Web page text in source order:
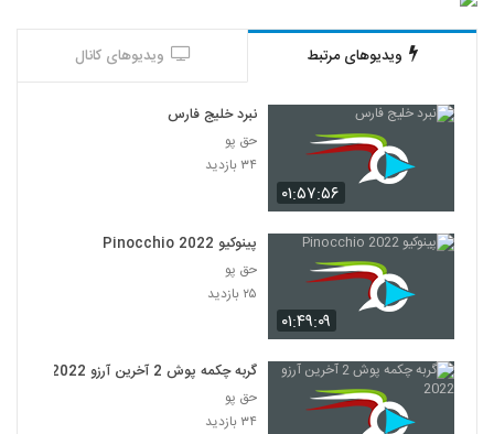
ویدیوهای مرتبط ویدیوهای کانال
۰۱:۵۷:۵۶
نبرد خلیج فارس
حق پو
۳۴ بازدید
۰۱:۴۹:۰۹
پینوکیو Pinocchio 2022
حق پو
۲۵ بازدید
گربه چکمه پوش 2 آخرین آرزو 2022
حق پو
۳۴ بازدید